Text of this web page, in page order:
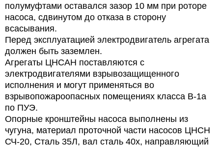
полумуфтами оставался зазор 10 мм при роторе
насоса, сдвинутом до отказа в сторону
всасывания.
Перед эксплуатацией электродвигатель агрегата
должен быть заземлен.
Агрегаты ЦНСАН поставляются с
электродвигателями взрывозащищенного
исполнения и могут применяться во
взрывопожароопасных помещениях класса В-1а
по ПУЭ.
Опорные кронштейны насоса выполнены из
чугуна, материал проточной части насосов ЦНСН
СЧ-20, Сталь 35Л, вал сталь 40х, направляющий